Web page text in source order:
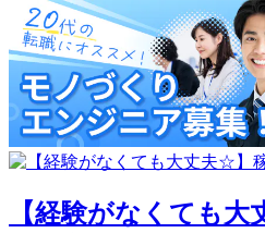
【経験がなくても